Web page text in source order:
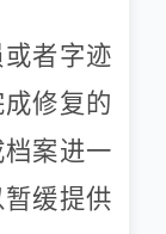
者字迹
修复的
案进一
缓提供